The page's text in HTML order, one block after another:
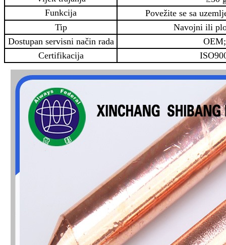
Funkcija
Povežite se sa
Tip
Navojni ili
Dostupan servisni način rada
Certifikacija